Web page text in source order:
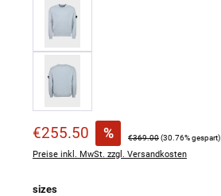
Verkaufspreis:
€255.50 % Regulärer Preis:
€369.00(30.76% gespart)
Preise inkl. MwSt. zzgl. Versandkosten
sizesauswählen